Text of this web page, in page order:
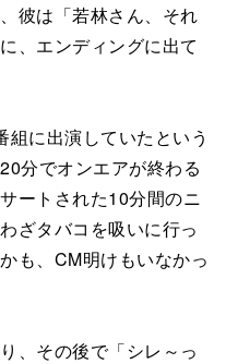
彼は「若林さん、それ
、エンディングに出て
に出演していたという
分でオンエアが終わる
ートされた10分間のニ
ざタバコを吸いに行っ
も、CM明けもいなかっ
、その後で「シレ～っ